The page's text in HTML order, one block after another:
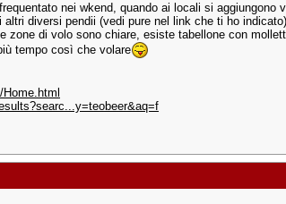
nei wkend, quando ai locali si aggiungono
altri diversi pendii (vedi pure nel link che ti ho
zone di volo sono chiare, esiste tabellone con
tempo così che volare